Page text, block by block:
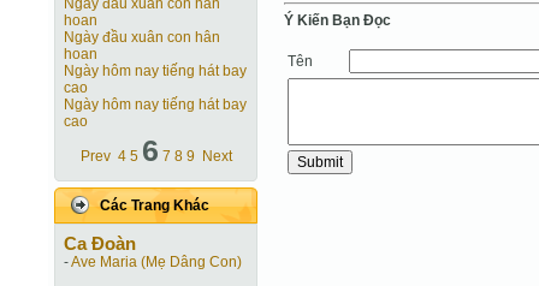
Ngày đầu xuân con hân
hoan
Ngày đầu xuân con hân
hoan
Ngày hôm nay tiếng hát bay
cao
Ngày hôm nay tiếng hát bay
cao
Prev 4 5 6 7 8 9 Next
Các Trang Khác
Ca Ðoàn
-Ave Maria (Mẹ Dâng Con)
Ý Kiến Bạn Ðọc
Tên